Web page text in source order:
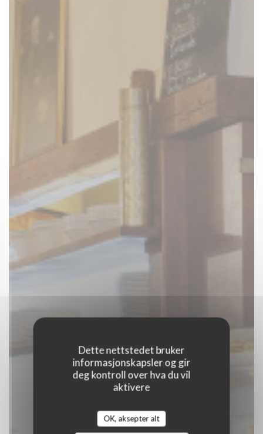
Dette nettstedet bruker
informasjonskapsler og gir
deg kontroll over hva du vil
aktivere
OK, aksepter alt
Robert et Louise
|PARIS 3